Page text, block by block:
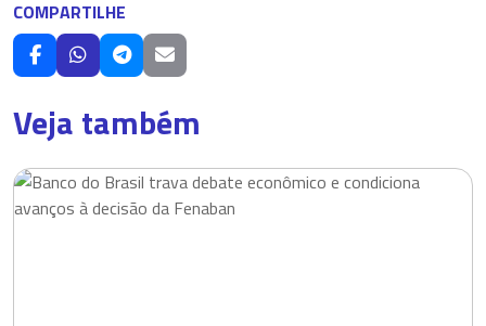
COMPARTILHE
Veja também